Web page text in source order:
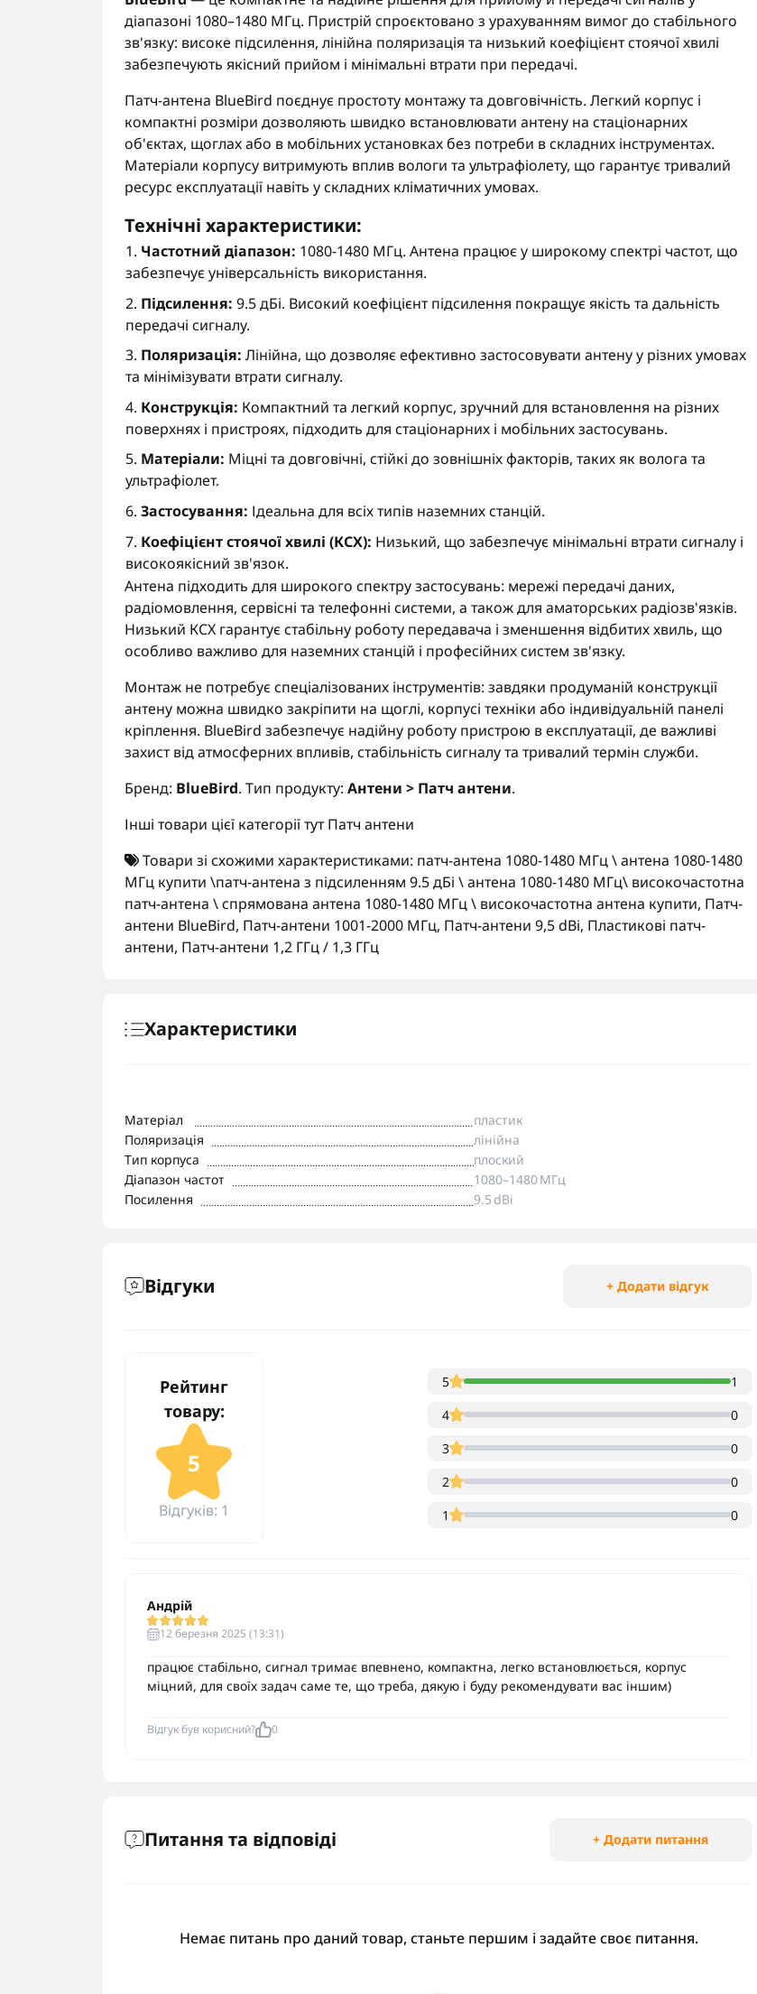
діапазоні 1080–1480 МГц. Пристрій спроєктовано з урахуванням вимог до стабільного
зв'язку: високе підсилення, лінійна поляризація та низький коефіцієнт стоячої хвилі
забезпечують якісний прийом і мінімальні втрати при передачі.
Патч-антена BlueBird поєднує простоту монтажу та довговічність. Легкий корпус і
компактні розміри дозволяють швидко встановлювати антену на стаціонарних
об'єктах, щоглах або в мобільних установках без потреби в складних інструментах.
Матеріали корпусу витримують вплив вологи та ультрафіолету, що гарантує тривалий
ресурс експлуатації навіть у складних кліматичних умовах.
Технічні характеристики:
1. Частотний діапазон: 1080-1480 МГц. Антена працює у широкому спектрі частот, що
забезпечує універсальність використання.
2. Підсилення: 9.5 дБі. Високий коефіцієнт підсилення покращує якість та дальність
передачі сигналу.
3. Поляризація: Лінійна, що дозволяє ефективно застосовувати антену у різних умовах
та мінімізувати втрати сигналу.
4. Конструкція: Компактний та легкий корпус, зручний для встановлення на різних
поверхнях і пристроях, підходить для стаціонарних і мобільних застосувань.
5. Матеріали: Міцні та довговічні, стійкі до зовнішніх факторів, таких як волога та
ультрафіолет.
6. Застосування: Ідеальна для всіх типів наземних станцій.
7. Коефіцієнт стоячої хвилі (КСХ): Низький, що забезпечує мінімальні втрати сигналу і
високоякісний зв'язок.
Антена підходить для широкого спектру застосувань: мережі передачі даних,
радіомовлення, сервісні та телефонні системи, а також для аматорських радіозв'язків.
Низький КСХ гарантує стабільну роботу передавача і зменшення відбитих хвиль, що
особливо важливо для наземних станцій і професійних систем зв'язку.
Монтаж не потребує спеціалізованих інструментів: завдяки продуманій конструкції
антену можна швидко закріпити на щоглі, корпусі техніки або індивідуальній панелі
кріплення. BlueBird забезпечує надійну роботу пристрою в експлуатації, де важливі
захист від атмосферних впливів, стабільність сигналу та тривалий термін служби.
Бренд: BlueBird. Тип продукту: Антени > Патч антени.
Інші товари цієї категорії тутПатч антени
Товари зі схожими характеристиками: патч-антена 1080-1480 МГц \ антена 1080-1480
МГц купити \патч-антена з підсиленням 9.5 дБі \ антена 1080-1480 МГц\ високочастотна
патч-антена \ спрямована антена 1080-1480 МГц \ високочастотна антена купити, Патч-
антени BlueBird, Патч-антени 1001-2000 МГц, Патч-антени 9,5 dBi, Пластикові патч-
антени, Патч-антени 1,2 ГГц / 1,3 ГГц
Характеристики
Матеріал
пластик
Поляризація
лінійна
Тип корпуса
плоский
Діапазон частот
1080–1480 МГц
Посилення
9.5 dBi
Відгуки + Додати відгук
Рейтинг
товару:
5
Відгуків: 1
5
1
4
0
3
0
2
0
1
0
Андрій
12 березня 2025 (13:31)
працює стабільно, сигнал тримає впевнено, компактна, легко встановлюється, корпус
міцний, для своїх задач саме те, що треба, дякую і буду рекомендувати вас іншим)
Відгук був корисний? 0
Питання та відповіді + Додати питання
Немає питань про даний товар, станьте першим і задайте своє питання.